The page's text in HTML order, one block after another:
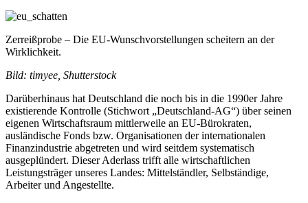
Zerreißprobe – Die EU-Wunschvorstellungen scheitern an der
Wirklichkeit.
Bild: timyee, Shutterstock
Darüberhinaus hat Deutschland die noch bis in die 1990er Jahre
existierende Kontrolle (Stichwort „Deutschland-AG“) über seinen
eigenen Wirtschaftsraum mittlerweile an EU-Bürokraten,
ausländische Fonds bzw. Organisationen der internationalen
Finanzindustrie abgetreten und wird seitdem systematisch
ausgeplündert. Dieser Aderlass trifft alle wirtschaftlichen
Leistungsträger unseres Landes: Mittelständler, Selbständige,
Arbeiter und Angestellte.